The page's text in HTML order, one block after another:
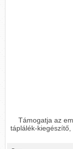
Támogatja az
táplálék-kiegészítő,